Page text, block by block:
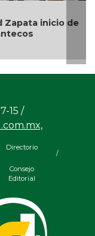
es desaforado
15 /
Directorio
/
Consejo
Editorial